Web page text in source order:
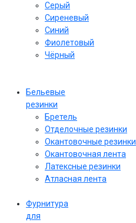
Серый
Сиреневый
Cиний
Фиолетовый
Чёрный
Бельевые
резинки
Бретель
Отделочные резинки
Окантовочные резинки
Окантовочная лента
Латексные резинки
Атласная лента
Фурнитура
для